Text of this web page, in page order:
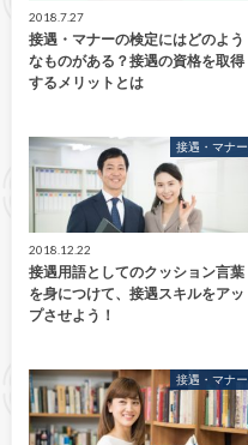
2018.7.27
接遇・マナーの検定にはどのよう
なものがある？接遇の資格を取得
するメリットとは
接遇・マナー
2018.12.22
接遇用語としてのクッション言葉
を身につけて、接遇スキルをアッ
プさせよう！
接遇・マナー